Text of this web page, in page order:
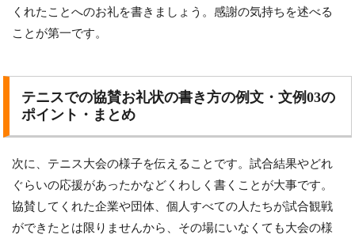
くれたことへのお礼を書きましょう。感謝の気持ちを述べる
ことが第一です。
テニスでの協賛お礼状の書き方の例文・文例03の
ポイント・まとめ
次に、テニス大会の様子を伝えることです。試合結果やどれ
ぐらいの応援があったかなどくわしく書くことが大事です。
協賛してくれた企業や団体、個人すべての人たちが試合観戦
ができたとは限りませんから、その場にいなくても大会の様